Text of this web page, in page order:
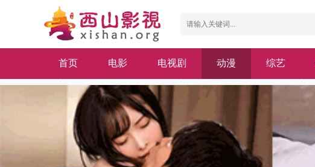
首页 电影 电视剧 动漫 综艺